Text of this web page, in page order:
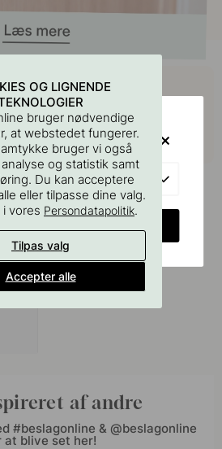
sammen med
af andre
#beslagonline & @beslagonline
at blive set her!
OG LIGNENDE
bruger nødvendige
at webstedet fungerer.
bruger vi også
og statistik samt
Du kan acceptere
eller tilpasse dine valg.
vores Persondatapolitik.
Tilpas valg
Accepter alle
VISIT?